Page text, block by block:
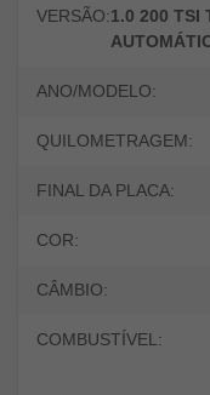
VERSÃO:1.0 200 TSI
ANO/MODELO:
QUILOMETRAGEM:
FINAL DA PLACA:
COR:
CÂMBIO:
COMBUSTÍVEL: